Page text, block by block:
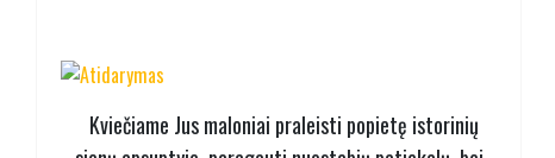
Kviečiame Jus maloniai praleisti popietę istorinių